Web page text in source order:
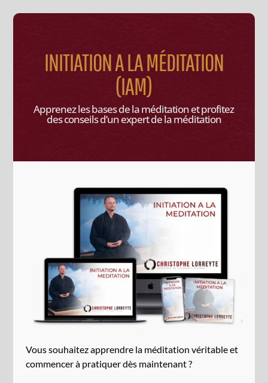
INITIATION A LA MÉDITATION
(IAM)
Apprenez les bases de la méditation et profitez
des conseils d’un expert de la méditation
Vous souhaitez apprendre la méditation véritable et
commencer à pratiquer dès maintenant ?